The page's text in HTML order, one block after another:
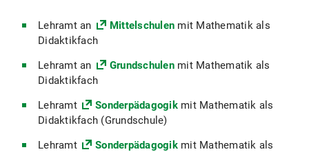
Lehramt an Mittelschulen mit Mathematik als
Didaktikfach
Lehramt an
Grundschulenmit Mathematik als
Didaktikfach
Lehramt
Sonderpädagogikmit Mathematik als
Didaktikfach (Grundschule)
Lehramt
Sonderpädagogikmit Mathematik als